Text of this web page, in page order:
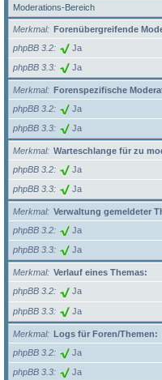
Moderations-Bereich
Merkmal
Forenübergreifende
phpBB 3.2
Ja
phpBB 3.3 Ja
Merkmal
Forenspezifische
phpBB 3.2
Ja
phpBB 3.3 Ja
Merkmal
Warteschlange für zu
phpBB 3.2
Ja
phpBB 3.3 Ja
Merkmal
Verwaltung gemeldeter
phpBB 3.2
Ja
phpBB 3.3 Ja
Merkmal
Verlauf eines Themas:
phpBB 3.2
Ja
phpBB 3.3 Ja
Merkmal
Logs für Foren/Themen:
phpBB 3.2
Ja
phpBB 3.3 Ja